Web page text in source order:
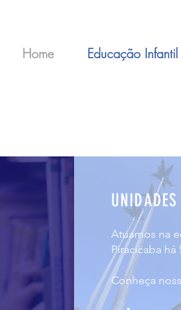
Home Educação Infantil
UNIDADES
Atuamos na
Piracicaba há
Conheça